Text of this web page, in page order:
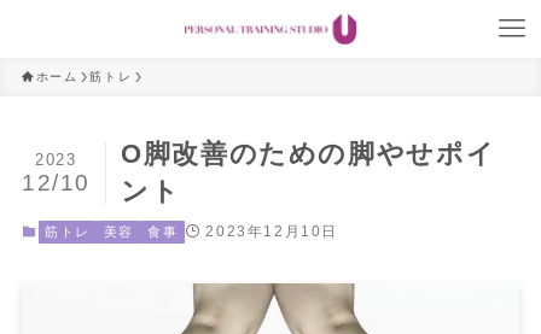
ホーム 筋トレ
O脚改善のための脚やせポイ
ント
2023
12/10
筋トレ 美容 食事 2023年12月10日